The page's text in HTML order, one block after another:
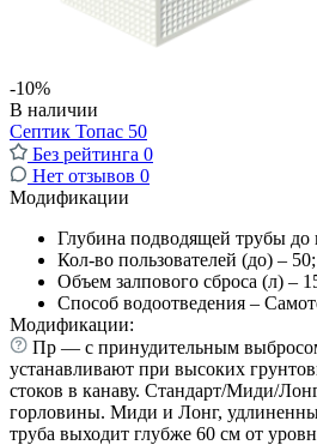
-10%
В наличии
Септик Топас 50
Без рейтинга 0
Нет отзывов 0
Модификации
Глубина подводящей трубы до
Кол-во пользователей (до) – 50;
Объем залпового сброса (л) –
Способ водоотведения –
Модификации:
Пр — с принудительным
устанавливают при высоких
стоков в канаву. Стандарт/Миди/
горловины. Миди и Лонг,
труба выходит глубже 60 см от